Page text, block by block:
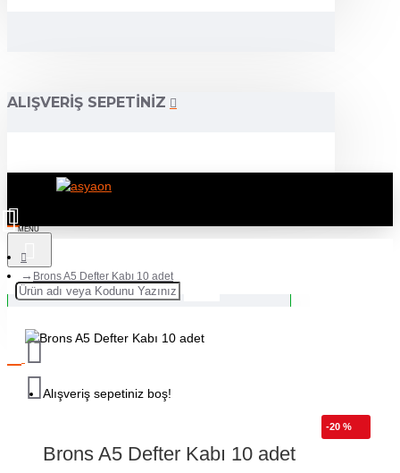
ALIŞVERIŞ SEPETINIZ
Alışveriş sepetiniz boş!
Brons A5 Defter Kabı 10 adet
-20 %
Brons A5 Defter Kabı 10 adet